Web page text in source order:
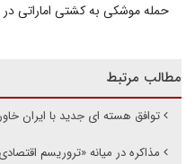
حمله موشکی به کشتی اماراتی در
مطالب مرتبط
توافق هسته ای جدید با ایران
مذاکره در میانه «تروریسم